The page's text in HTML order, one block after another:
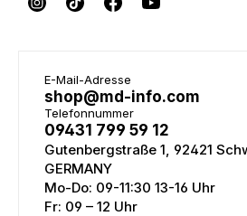
E-Mail-Adresse
shop@md-info.com
Telefonnummer
09431 799 59 12
Gutenbergstraße 1, 92421
GERMANY
Mo-Do: 09-11:30 13-16 Uhr
Fr: 09 – 12 Uhr